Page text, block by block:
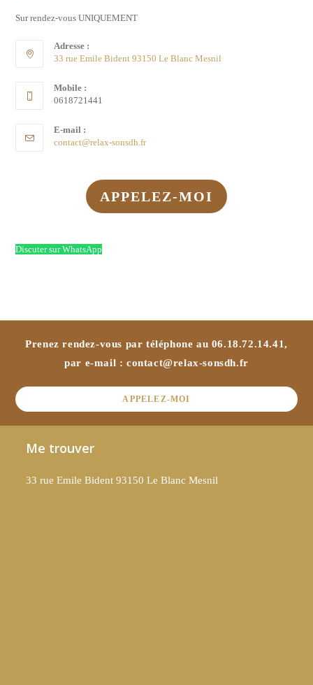
Sur rendez-vous UNIQUEMENT
Adresse :
33 rue Emile Bident 93150 Le Blanc Mesnil
Mobile :
0618721441
E-mail :
contact@relax-sonsdh.fr
APPELEZ-MOI
Discuter sur WhatsApp
Prenez rendez-vous par téléphone au 06.18.72.14.41,
par e-mail : contact@relax-sonsdh.fr
APPELEZ-MOI
Me trouver
33 rue Emile Bident 93150 Le Blanc Mesnil